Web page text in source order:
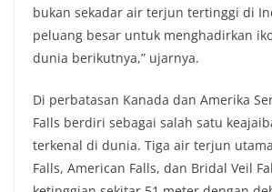
bukan sekadar air terjun tertinggi di
peluang besar untuk menghadirkan
dunia berikutnya,” ujarnya.
Di perbatasan Kanada dan Amerika
Falls berdiri sebagai salah satu
terkenal di dunia. Tiga air terjun
Falls, American Falls, dan Bridal Veil